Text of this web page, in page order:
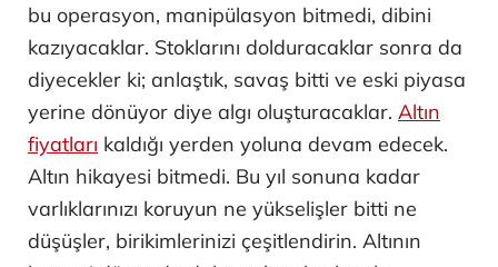
bu operasyon, manipülasyon bitmedi, dibini
kazıyacaklar. Stoklarını dolduracaklar sonra da
diyecekler ki; anlaştık, savaş bitti ve eski piyasa
yerine dönüyor diye algı oluşturacaklar. Altın
fiyatları kaldığı yerden yoluna devam edecek.
Altın hikayesi bitmedi. Bu yıl sonuna kadar
varlıklarınızı koruyun ne yükselişler bitti ne
düşüşler, birikimlerinizi çeşitlendirin. Altının